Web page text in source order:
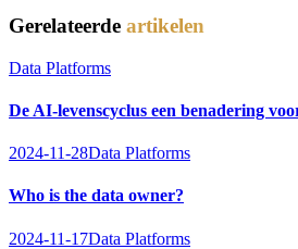
Gerelateerde artikelen
Data Platforms
De AI-levenscyclus een benadering
2024-11-28Data Platforms
Who is the data owner?
2024-11-17Data Platforms